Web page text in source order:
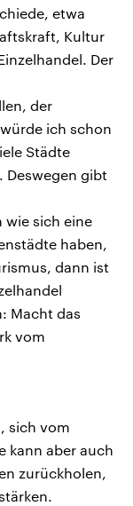
etwa
Kultur
Der
der
ich schon
Städte
Deswegen gibt
wie sich eine
haben,
dann ist
Macht das
vom
sich vom
kann aber auch
zurückholen,